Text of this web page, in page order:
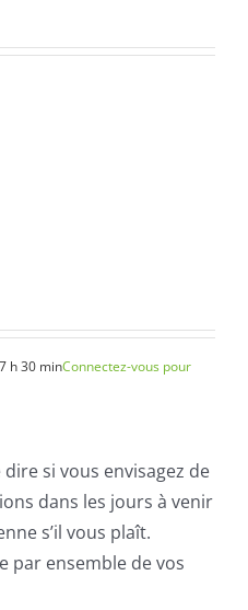
h 30 minConnectez-vous pour
si vous envisagez de
dans les jours à venir
s’il vous plaît.
par ensemble de vos